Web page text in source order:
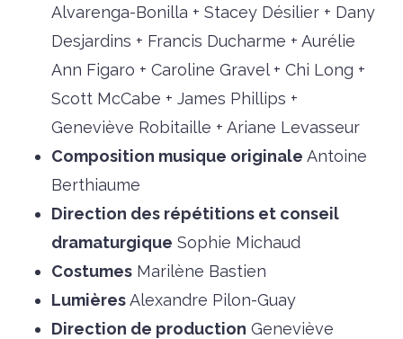
Alvarenga-Bonilla + Stacey Désilier + Dany
Desjardins + Francis Ducharme + Aurélie
Ann Figaro + Caroline Gravel + Chi Long +
Scott McCabe + James Phillips +
Geneviève Robitaille + Ariane Levasseur
Composition musique originale Antoine
Berthiaume
Direction des répétitions et conseil
dramaturgique Sophie Michaud
CostumesMarilène Bastien
LumièresAlexandre Pilon-Guay
Direction de production Geneviève